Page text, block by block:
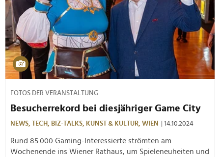
FOTOS DER VERANSTALTUNG
Besucherrekord bei diesjähriger Game City
NEWS, TECH, BIZ-TALKS, KUNST & KULTUR, WIEN | 14.10.2024
Rund 85.000 Gaming-Interessierte strömten am
Wochenende ins Wiener Rathaus, um Spieleneuheiten und